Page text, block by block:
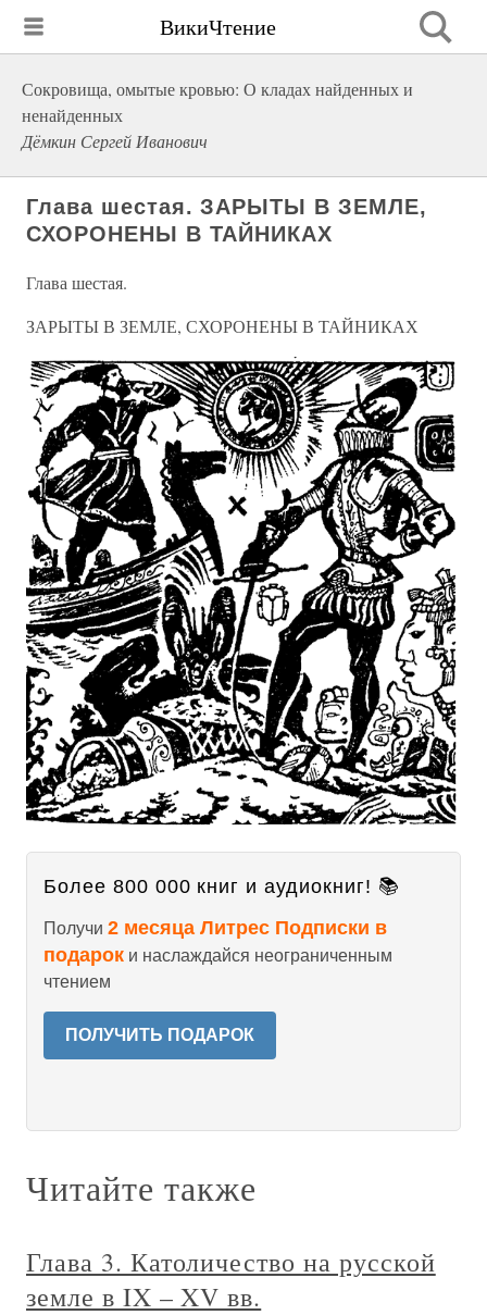
ВикиЧтение
Сокровища, омытые кровью: О кладах найденных и
ненайденных
Дёмкин Сергей Иванович
Глава шестая. ЗАРЫТЫ В ЗЕМЛЕ,
СХОРОНЕНЫ В ТАЙНИКАХ
Глава шестая.
ЗАРЫТЫ В ЗЕМЛЕ, СХОРОНЕНЫ В ТАЙНИКАХ
Более 800 000 книг и аудиокниг! 📚
Получи 2 месяца Литрес Подписки в
подарок и наслаждайся неограниченным
чтением
ПОЛУЧИТЬ ПОДАРОК
Читайте также
Глава 3. Католичество на русской
земле в IX – XV вв.